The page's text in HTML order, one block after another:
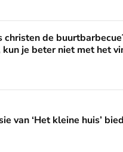
‘Zelfs als
christen de
je beter niet met het
huis’ biedt fijne
van ‘Het kleine huis’